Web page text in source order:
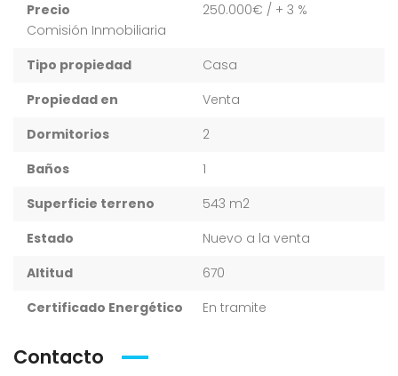
Precio
250.000€ / + 3 %
Comisión Inmobiliaria
Tipo propiedad
Casa
Propiedad en
Venta
Dormitorios
2
Baños
1
Superficie terreno
543 m2
Estado
Nuevo a la venta
Altitud
670
Certificado Energético
En tramite
Contacto